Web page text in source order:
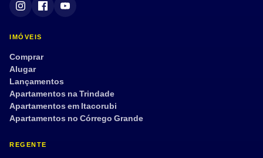
IMÓVEIS
Comprar
Alugar
Lançamentos
Apartamentos na Trindade
Apartamentos em Itacorubi
Apartamentos no Córrego Grande
REGENTE